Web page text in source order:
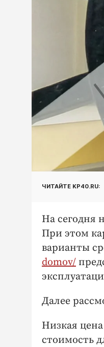
ЧИТАЙТЕ KP40.RU:
На сегодня
При этом
варианты
domov/
Далее
Низкая
стоимость